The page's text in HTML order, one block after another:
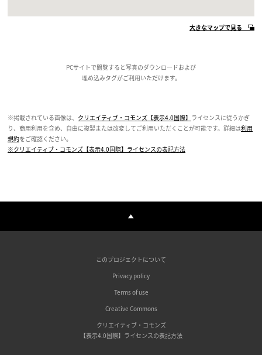
大きなマップで見る
PCサイトで閲覧すると写真のダウンロードおよび
埋め込みタグがご利用いただけます。
※掲載されている画像は、 クリエイティブ・コモンズ【表示4.0国際】 ライセンスに従うかぎ
り、商用利用を含め、自由に複製または改変してご利用いただくことが可能です。詳細は利用
規約をご確認ください。
※クリエイティブ・コモンズ【表示4.0国際】ライセンスの表記方法
このプロジェクトについて
Privacy policy
Terms of use
Creative Commons
クリエイティブ・コモンズ
【表示4.0国際】ライセンスの表記方法